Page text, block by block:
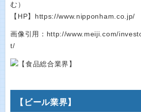
む）
【HP】https://www.nipponham.co.jp/
画像引用：http://www.meiji.com/
t/
【ビール業界】